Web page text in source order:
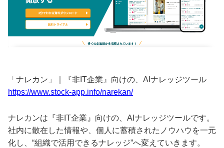
「ナレカン」｜『非IT企業』向けの、AIナレッジツール
https://www.stock-app.info/narekan/
ナレカンは『非IT企業』向けの、AIナレッジツールです。
社内に散在した情報や、個人に蓄積されたノウハウを一元
化し、“組織で活用できるナレッジ”へ変えていきます。